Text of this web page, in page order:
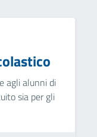
agli alunni di
sia per gli